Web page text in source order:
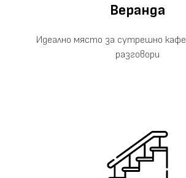
Веранда
Идеално място за сутрешно кафе
разговори